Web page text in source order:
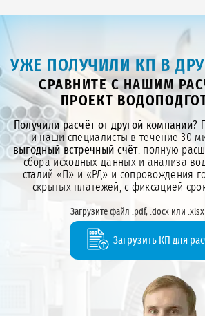
УЖЕ ПОЛУЧИЛИ КП В
СРАВНИТЕ С НАШИМ
ПРОЕКТ
Получили расчёт от другой компании?
и наши специалисты в течение 30
выгодный встречный счёт: полную
сбора исходных данных и анализа
стадий «П» и «РД» и сопровождения
скрытых платежей, с фиксацией
Загрузите файл .pdf, .docx или
Загрузить КП для